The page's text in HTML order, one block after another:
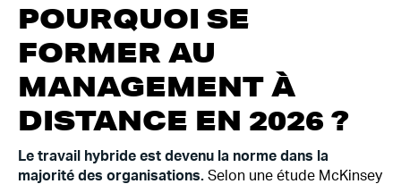
POURQUOI SE
FORMER AU
MANAGEMENT À
DISTANCE EN 2026 ?
Le travail hybride est devenu la norme dans la
majorité des organisations. Selon une étude McKinsey